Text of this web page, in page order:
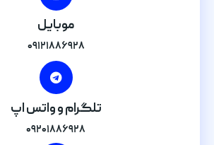
موبایل
۰۹۱۲۱۸۸۶۹۲۸
تلگرام و واتس اپ
۰۹۲۰۱۸۸۶۹۲۸